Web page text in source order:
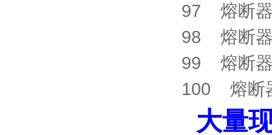
97 熔断器
98 熔断
99 熔断
100 熔断
大量